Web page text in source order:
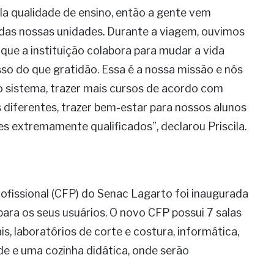
qualidade de ensino, então a gente vem
nossas unidades. Durante a viagem, ouvimos
a instituição colabora para mudar a vida
do que gratidão. Essa é a nossa missão e nós
trazer mais cursos de acordo com
trazer bem-estar para nossos alunos
extremamente qualificados”, declarou Priscila.
(CFP) do Senac Lagarto foi inaugurada
os seus usuários. O novo CFP possui 7 salas
laboratórios de corte e costura, informática,
e uma cozinha didática, onde serão